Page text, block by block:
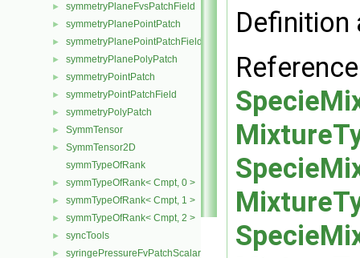
► symmetryPlaneFvsPatchField
► symmetryPlanePointPatch
► symmetryPlanePointPatchField
► symmetryPlanePolyPatch
► symmetryPointPatch
► symmetryPointPatchField
► symmetryPolyPatch
► SymmTensor
►
SymmTensor2D
symmTypeOfRank
► symmTypeOfRank< Cmpt, 0 >
► symmTypeOfRank< Cmpt, 1 >
► symmTypeOfRank< Cmpt, 2 >
► syncTools
► syringePressureFvPatchScalarField